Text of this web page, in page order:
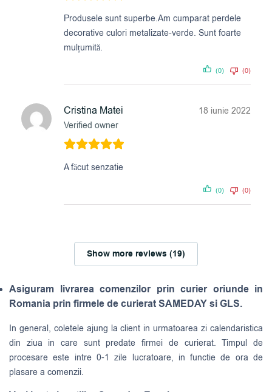
Produsele sunt superbe.Am cumparat perdele
decorative culori metalizate-verde. Sunt foarte
mulțumită.
(0) (0)
Cristina Matei
Verified owner
18 iunie 2022
A făcut senzatie
(0) (0)
Show more reviews (19)
Asiguram livrarea comenzilor prin curier oriunde in
Romania prin firmele de curierat SAMEDAY si GLS.
In general, coletele ajung la client in urmatoarea zi calendaristica
din ziua in care sunt predate firmei de curierat. Timpul de
procesare este intre 0-1 zile lucratoare, in functie de ora de
plasare a comenzii.